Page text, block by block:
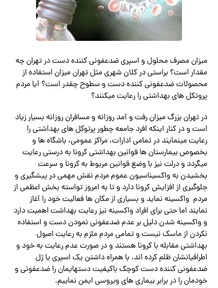
میزان مصرف محلول و اسپری ضدعفونی کننده دست در تهران چه
مقدار است؟ براستی در کلان شهری مثل تهران میزان استفاده از
محصولات ضدعفونی کننده دست و سطوح چقدر است؟ آیا مردم
پروتکل های بهداشتی را رعایت میکنند؟
در تهران بزرگ میزان رفت و آمد روزانه و مسافران روزانه بسیار زیاد
است و در کنار اینکه افرد جامعه چطور پرتوکل های بهداشتی را
رعایت مینمایند در تمامی ادارات، مراکز عمومی، باشگاه ها و
بخصوص بیمارستان ها قوانین بهداشتی کرونا به درستی رعایت
میگردد و درلت نیز با وضع قوانین مربوط به کرونا و سرعت
بخشیدن به واکسیناسیون عموم مردم نقش مهمی در پیشگیری و
جلوگیری از افزایش کرونا دارد و تا به امروز تواسته بخش اعظمی از
مردم واکسینه نماید و بسیاری از مکان ها فعالیت خود را آغاز
نمایند اما حتی برای افراد واکسینه نیز رعایت بهداشت اهمیت دارد
و واکسینه شدن دلیل بر عدم ضدعفونی نمودن دست و استفاده
نکردن از ماسک نیست و تمامی مردم ملزم به رعایت اصول
بهداشتی مقابله با کرونا هستند و در صورت عدم رعایت به خود و
اطرافیانشان ظلم کرده اند. با همراه داشتن یک اسپری یا ژل
ضدعفونی کننده دست کوچک باکیفیت دستهایمان را ضدعفونی و
خودمان را در برابر بیماری های ویروسی ایمن نماییم.